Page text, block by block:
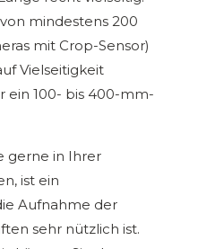
mindestens 200
mit Crop-Sensor)
Vielseitigkeit
ein 100- bis 400-mm-
gerne in Ihrer
ist ein
Aufnahme der
sehr nützlich ist.